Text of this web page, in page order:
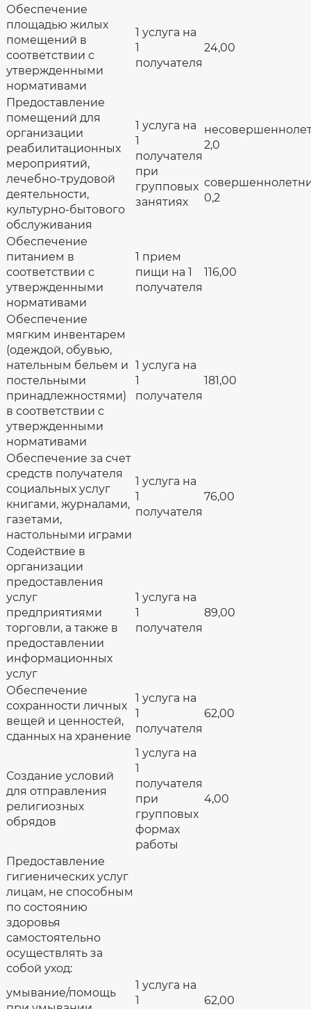
Обеспечение
площадью жилых
помещений в
соответствии с
утвержденными
нормативами
1 услуга на
1
получателя
24,00
Предоставление
помещений для
организации
реабилитационных
мероприятий,
лечебно-трудовой
деятельности,
культурно-бытового
обслуживания
1 услуга на
1
получателя
при
групповых
занятиях
2,0
0,2
Обеспечение
питанием в
соответствии с
утвержденными
нормативами
1 прием
пищи на 1
получателя
116,00
Обеспечение
мягким инвентарем
(одеждой, обувью,
нательным бельем и
постельными
принадлежностями)
в соответствии с
утвержденными
нормативами
1 услуга на
1
получателя
181,00
Обеспечение за счет
средств получателя
социальных услуг
книгами, журналами,
газетами,
настольными играми
1 услуга на
1
получателя
76,00
Содействие в
организации
предоставления
услуг
предприятиями
торговли, а также в
предоставлении
информационных
услуг
1 услуга на
1
получателя
89,00
Обеспечение
сохранности личных
вещей и ценностей,
сданных на хранение
1 услуга на
1
получателя
62,00
Создание условий
для отправления
религиозных
обрядов
1 услуга на
1
получателя
при
групповых
формах
работы
4,00
Предоставление
гигиенических услуг
лицам, не способным
по состоянию
здоровья
самостоятельно
осуществлять за
собой уход:
умывание/помощь
1 услуга на
1
62,00